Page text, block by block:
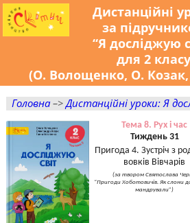
Дистанційні
за
“Я досліджую
для 2 класу
(О. Волощенко, О. Козак,
Головна–>Дистанційні уроки: Я
Тема 8. Рух і час
Тиждень 31
Пригода 4. Зустріч з
вовків Вівчарів
(за твором Святослава
“Пригоди Хоботовичів. Як слони
мандрували”)